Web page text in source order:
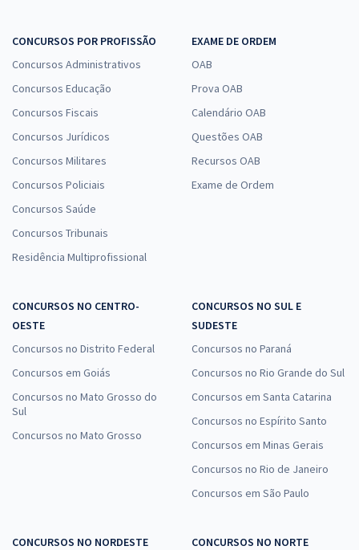
CONCURSOS POR PROFISSÃO
Concursos Administrativos
Concursos Educação
Concursos Fiscais
Concursos Jurídicos
Concursos Militares
Concursos Policiais
Concursos Saúde
Concursos Tribunais
Residência Multiprofissional
EXAME DE ORDEM
OAB
Prova OAB
Calendário OAB
Questões OAB
Recursos OAB
Exame de Ordem
CONCURSOS NO CENTRO-
OESTE
Concursos no Distrito Federal
Concursos em Goiás
Concursos no Mato Grosso do
Sul
Concursos no Mato Grosso
CONCURSOS NO SUL E
SUDESTE
Concursos no Paraná
Concursos no Rio Grande do Sul
Concursos em Santa Catarina
Concursos no Espírito Santo
Concursos em Minas Gerais
Concursos no Rio de Janeiro
Concursos em São Paulo
CONCURSOS NO NORDESTE
CONCURSOS NO NORTE